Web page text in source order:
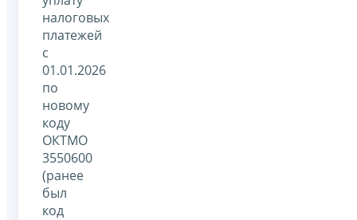
налоговых
платежей
с
01.01.2026
по
новому
коду
ОКТМО
3550600
(ранее
был
код